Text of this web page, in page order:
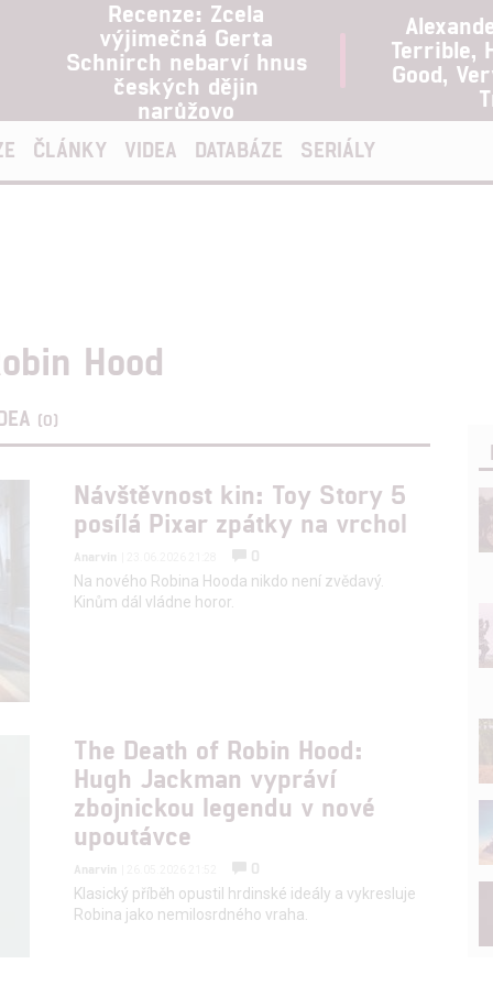
Recenze: Zcela
výjimečná Gerta
Schnirch nebarví hnus
českých dějin
narůžovo
Terrible,
Good,
ČLÁNKY VIDEA DATABÁZE SERIÁLY
Hood
(0)
Návštěvnost kin: Toy Story 5
posílá Pixar zpátky na vrchol
Anarvin
0
Na nového Robina Hooda nikdo není zvědavý.
Kinům dál vládne horor.
The Death of Robin Hood:
Hugh Jackman vypráví
zbojnickou legendu v nové
upoutávce
Anarvin
0
Klasický příběh opustil hrdinské ideály a vykresluje
Robina jako nemilosrdného vraha.